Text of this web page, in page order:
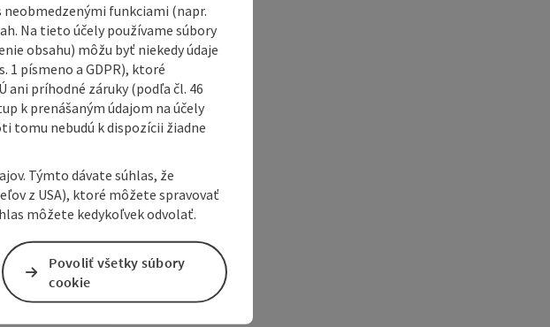
funkciami (napr.
Na tieto účely používame súbory
obsahu) môžu byť niekedy údaje
1 písmeno a GDPR), ktoré
ani príhodné záruky (podľa čl. 46
k prenášaným údajom na účely
tomu nebudú k dispozícii žiadne
Týmto dávate súhlas, že
z USA), ktoré môžete spravovať
môžete kedykoľvek odvolať.
Povoliť všetky súbory
cookie